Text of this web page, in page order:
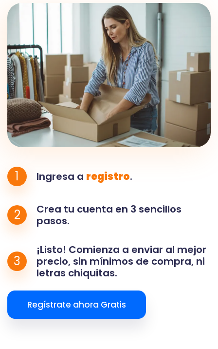
1 Ingresa a registro.
2
Crea tu cuenta en 3 sencillos
pasos.
3
¡Listo! Comienza a enviar al mejor
precio, sin mínimos de compra, ni
letras chiquitas.
Regístrate ahora Gratis